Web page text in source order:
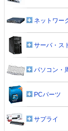
ネットワー
サーバ・ス
パソコン・
PCパーツ
サプライ